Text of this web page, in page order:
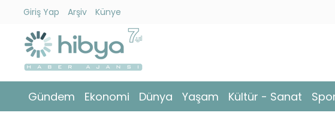
Giriş Yap Arşiv Künye
Gündem Ekonomi Dünya Yaşam Kültür - Sanat
Gündem
Ekonomi